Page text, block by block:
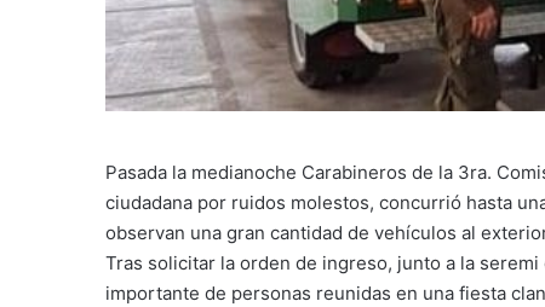
Pasada la medianoche Carabineros de la 3ra.
ciudadana por ruidos molestos, concurrió hasta
observan una gran cantidad de vehículos al
Tras solicitar la orden de ingreso, junto a la
importante de personas reunidas en una fiesta